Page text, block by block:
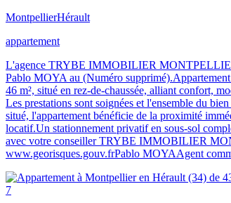
MontpellierHérault
appartement
L'agence TRYBE IMMOBILIER
Pablo MOYA au (Numéro
46 m², situé en rez-de-chaussée, alliant confort,
Les prestations sont soignées et l'ensemble du
situé, l'appartement bénéficie de la proximité
locatif.Un stationnement privatif en sous-sol
avec votre conseiller TRYBE IMMOBILIER
www.georisques.gouv.frPablo MOYAAgent
7